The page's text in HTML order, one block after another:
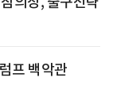
프 백악관